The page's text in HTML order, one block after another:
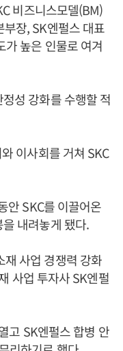
비즈니스모델(BM)
장, SK엔펄스 대표
가 높은 인물로 여겨
성 강화를 수행할 적
이사회를 거쳐 SKC
안 SKC를 이끌어온
내려놓게 됐다.
사업 경쟁력 강화
사업 투자사 SK엔펄
고 SK엔펄스 합병 안